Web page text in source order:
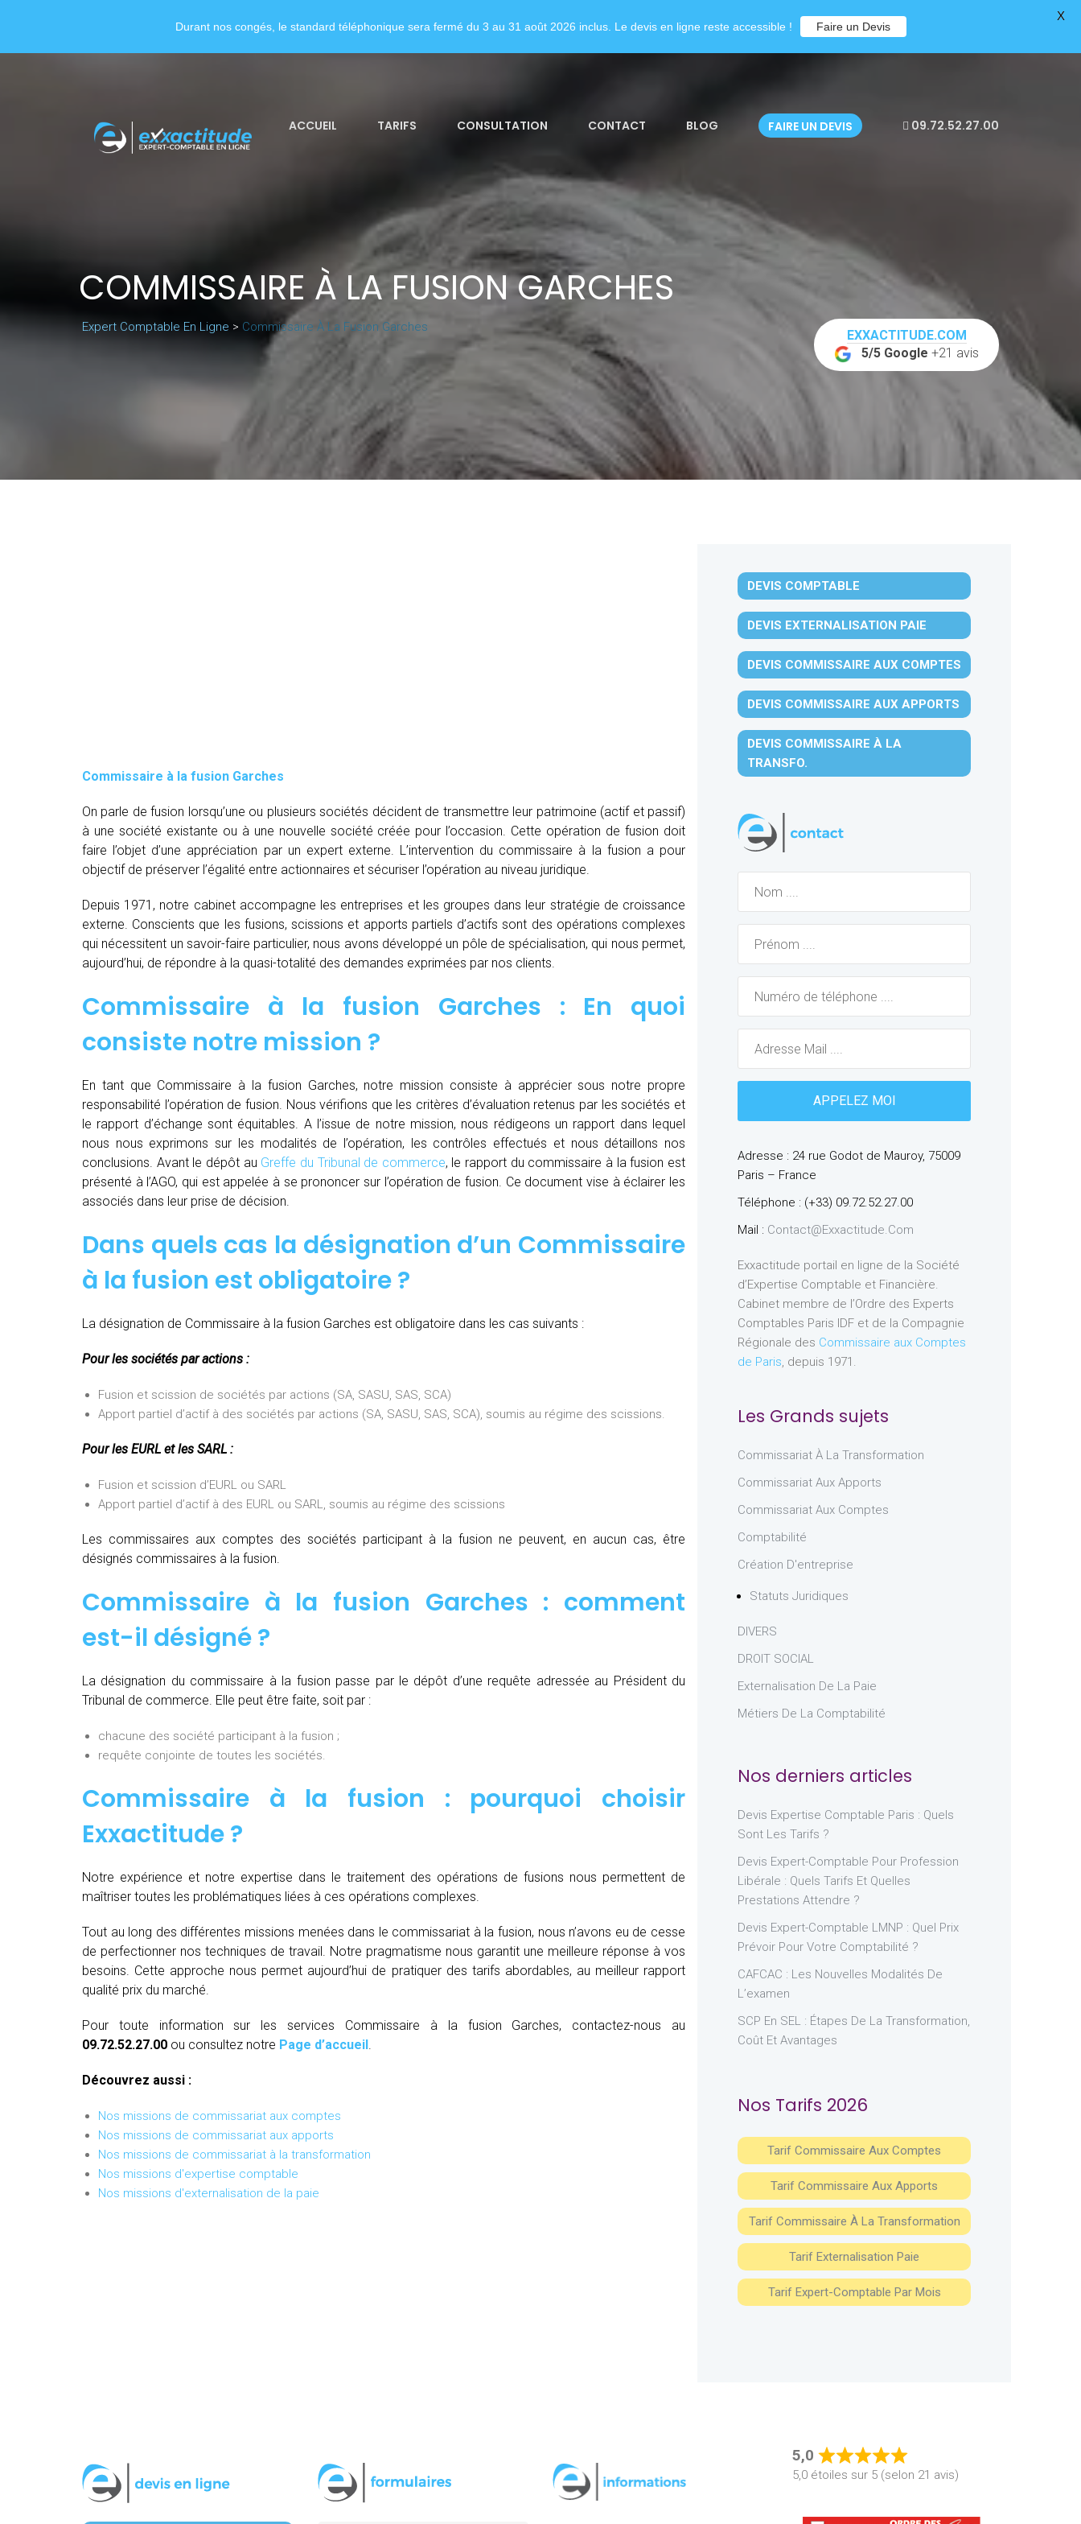
ACCUEIL TARIFS CONSULTATION CONTACT BLOG FAIRE UN DEVIS 09.72.52.27.00
COMMISSAIRE À LA FUSION GARCHES
Expert Comptable En Ligne > Commissaire À La Fusion Garches
EXXACTITUDE.COM
5/5 Google +21 avis
Commissaire à la fusion Garches
On parle de fusion lorsqu’une ou plusieurs sociétés décident de transmettre leur patrimoine (actif et passif)
à une société existante ou à une nouvelle société créée pour l’occasion. Cette opération de fusion doit
faire l’objet d’une appréciation par un expert externe. L’intervention du commissaire à la fusion a pour
objectif de préserver l’égalité entre actionnaires et sécuriser l’opération au niveau juridique.
Depuis 1971, notre cabinet accompagne les entreprises et les groupes dans leur stratégie de croissance
externe. Conscients que les fusions, scissions et apports partiels d’actifs sont des opérations complexes
qui nécessitent un savoir-faire particulier, nous avons développé un pôle de spécialisation, qui nous permet,
aujourd’hui, de répondre à la quasi-totalité des demandes exprimées par nos clients.
Commissaire à la fusion Garches : En quoi
consiste notre mission ?
En tant que Commissaire à la fusion Garches, notre mission consiste à apprécier sous notre propre
responsabilité l’opération de fusion. Nous vérifions que les critères d’évaluation retenus par les sociétés et
le rapport d’échange sont équitables. A l’issue de notre mission, nous rédigeons un rapport dans lequel
nous nous exprimons sur les modalités de l’opération, les contrôles effectués et nous détaillons nos
conclusions. Avant le dépôt au Greffe du Tribunal de commerce, le rapport du commissaire à la fusion est
présenté à l’AGO, qui est appelée à se prononcer sur l’opération de fusion. Ce document vise à éclairer les
associés dans leur prise de décision.
Dans quels cas la désignation d’un Commissaire
à la fusion est obligatoire ?
La désignation de Commissaire à la fusion Garches est obligatoire dans les cas suivants :
Pour les sociétés par actions :
Fusion et scission de sociétés par actions (SA, SASU, SAS, SCA)
Apport partiel d’actif à des sociétés par actions (SA, SASU, SAS, SCA), soumis au régime des scissions.
Pour les EURL et les SARL :
Fusion et scission d’EURL ou SARL
Apport partiel d’actif à des EURL ou SARL, soumis au régime des scissions
Les commissaires aux comptes des sociétés participant à la fusion ne peuvent, en aucun cas, être
désignés commissaires à la fusion.
Commissaire à la fusion Garches : comment
est-il désigné ?
La désignation du commissaire à la fusion passe par le dépôt d’une requête adressée au Président du
Tribunal de commerce. Elle peut être faite, soit par :
chacune des société participant à la fusion ;
requête conjointe de toutes les sociétés.
Commissaire à la fusion : pourquoi choisir
Exxactitude ?
Notre expérience et notre expertise dans le traitement des opérations de fusions nous permettent de
maîtriser toutes les problématiques liées à ces opérations complexes.
Tout au long des différentes missions menées dans le commissariat à la fusion, nous n’avons eu de cesse
de perfectionner nos techniques de travail. Notre pragmatisme nous garantit une meilleure réponse à vos
besoins. Cette approche nous permet aujourd’hui de pratiquer des tarifs abordables, au meilleur rapport
qualité prix du marché.
Pour toute information sur les services Commissaire à la fusion Garches, contactez-nous au
09.72.52.27.00 ou consultez notre Page d’accueil.
Découvrez aussi :
Nos missions de commissariat aux comptes
Nos missions de commissariat aux apports
Nos missions de commissariat à la transformation
Nos missions d'expertise comptable
Nos missions d'externalisation de la paie
DEVIS COMPTABLE
DEVIS EXTERNALISATION PAIE
DEVIS COMMISSAIRE AUX COMPTES
DEVIS COMMISSAIRE AUX APPORTS
DEVIS COMMISSAIRE À LA
TRANSFO.
Adresse : 24 rue Godot de Mauroy, 75009
Paris – France
Téléphone : (+33) 09.72.52.27.00
Mail : Contact@exxactitude.com
Exxactitude portail en ligne de la Société
d’Expertise Comptable et Financière.
Cabinet membre de l’Ordre des Experts
Comptables Paris IDF et de la Compagnie
Régionale des Commissaire aux Comptes
de Paris, depuis 1971.
Les Grands sujets
Commissariat À La Transformation
Commissariat Aux Apports
Commissariat Aux Comptes
Comptabilité
Création D'entreprise
Statuts Juridiques
DIVERS
DROIT SOCIAL
Externalisation De La Paie
Métiers De La Comptabilité
Nos derniers articles
Devis Expertise Comptable Paris : Quels
Sont Les Tarifs ?
Devis Expert-Comptable Pour Profession
Libérale : Quels Tarifs Et Quelles
Prestations Attendre ?
Devis Expert-Comptable LMNP : Quel Prix
Prévoir Pour Votre Comptabilité ?
CAFCAC : Les Nouvelles Modalités De
L’examen
SCP En SEL : Étapes De La Transformation,
Coût Et Avantages
Nos Tarifs 2026
Tarif Commissaire Aux Comptes
Tarif Commissaire Aux Apports
Tarif Commissaire À La Transformation
Tarif Externalisation Paie
Tarif Expert-Comptable Par Mois
5,0
Rated
5,0
5,0 étoiles sur 5 (selon 21 avis)
Durant nos congés, le standard téléphonique sera fermé du 3 au 31 août 2026 inclus. Le devis en ligne reste accessible ! Faire un Devis
X